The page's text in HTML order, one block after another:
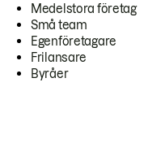
Medelstora företag
Små team
Egenföretagare
Frilansare
Byråer